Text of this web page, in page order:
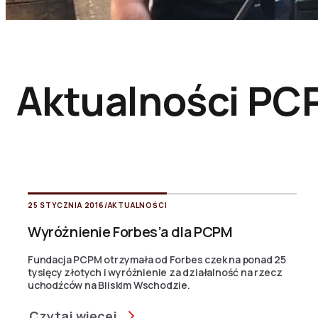
Aktualności
25 STYCZNIA 2016/AKTUALNOŚCI
Wyróżnienie Forbes’a dla PCPM
Fundacja PCPM otrzymała od Forbes czek na ponad 25
tysięcy złotych i wyróżnienie za działalność na rzecz
uchodźców na Bliskim Wschodzie.